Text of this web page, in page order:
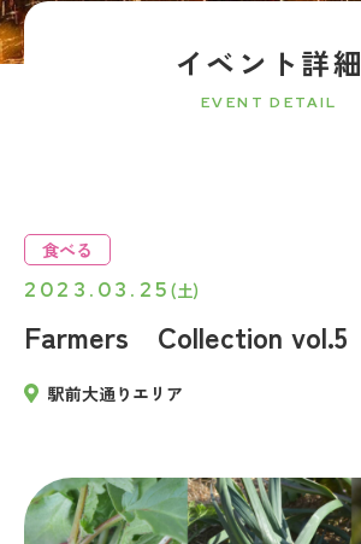
イベント詳細
EVENT DETAIL
Farmers Collection vol.5
2023.03.25 (土)
食べる
駅前大通りエリア